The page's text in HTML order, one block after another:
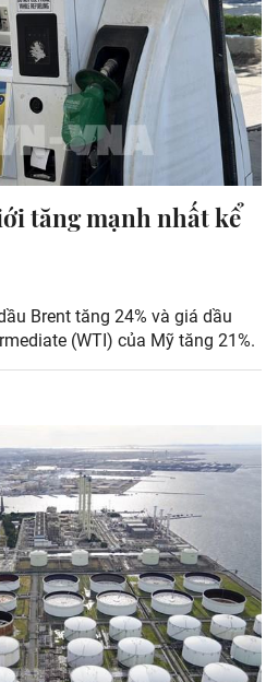
tăng mạnh nhất kể
Brent tăng 24% và giá dầu
(WTI) của Mỹ tăng 21%.